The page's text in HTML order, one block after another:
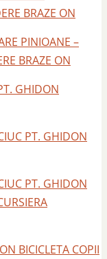
BRAZE ON
PINIOANE –
BRAZE ON
GHIDON
PT. GHIDON
PT. GHIDON
BICICLETA COPII